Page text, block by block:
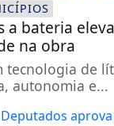
a bateria
na obra
tecnologia de
autonomia e...